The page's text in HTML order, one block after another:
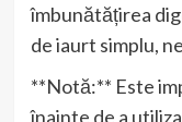
îmbunătățirea
de iaurt simplu,
**Notă:** Este
înainte de a